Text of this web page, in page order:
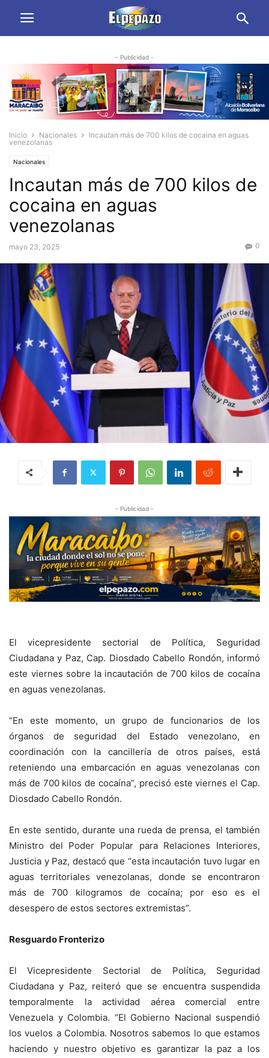
- Publicidad -
Inicio Nacionales
Incautan más de 700 kilos de cocaina en aguas
venezolanas
Nacionales
Incautan más de 700 kilos de
cocaina en aguas
venezolanas
mayo 23, 2025 0
- Publicidad -
El vicepresidente sectorial de Política, Seguridad
Ciudadana y Paz, Cap. Diosdado Cabello Rondón, informó
este viernes sobre la incautación de 700 kilos de cocaína
en aguas venezolanas.
“En este momento, un grupo de funcionarios de los
órganos de seguridad del Estado venezolano, en
coordinación con la cancillería de otros países, está
reteniendo una embarcación en aguas venezolanas con
más de 700 kilos de cocaína”, precisó este viernes el Cap.
Diosdado Cabello Rondón.
En este sentido, durante una rueda de prensa, el también
Ministro del Poder Popular para Relaciones Interiores,
Justicia y Paz, destacó que “esta incautación tuvo lugar en
aguas territoriales venezolanas, donde se encontraron
más de 700 kilogramos de cocaína; por eso es el
desespero de estos sectores extremistas”.
Resguardo Fronterizo
El Vicepresidente Sectorial de Política, Seguridad
Ciudadana y Paz, reiteró que se encuentra suspendida
temporalmente la actividad aérea comercial entre
Venezuela y Colombia. “El Gobierno Nacional suspendió
los vuelos a Colombia. Nosotros sabemos lo que estamos
haciendo y nuestro objetivo es garantizar la paz a los